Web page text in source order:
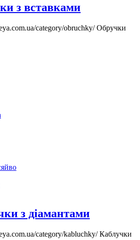
з вставками
category/obruchky/Обручки
з діамантами
category/kabluchky/Каблучки